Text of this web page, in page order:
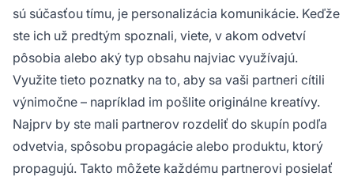
sú súčasťou tímu, je personalizácia komunikácie. Keďže
ste ich už predtým spoznali, viete, v akom odvetví
pôsobia alebo aký typ obsahu najviac využívajú.
Využite tieto poznatky na to, aby sa vaši partneri cítili
výnimočne – napríklad im pošlite originálne kreatívy.
Najprv by ste mali partnerov rozdeliť do skupín podľa
odvetvia, spôsobu propagácie alebo produktu, ktorý
propagujú. Takto môžete každému partnerovi posielať